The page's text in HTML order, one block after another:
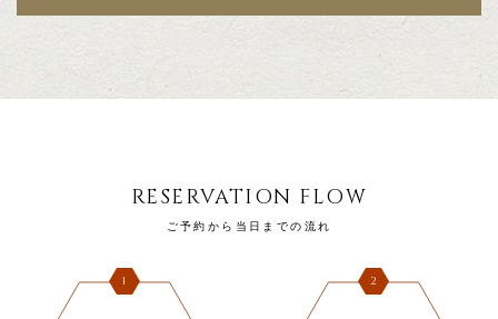
RESERVATION FLOW
ご予約から当日までの流れ
1 2